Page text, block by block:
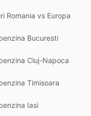
Romania vs Europa
Bucuresti
Cluj-Napoca
Timisoara
Iasi